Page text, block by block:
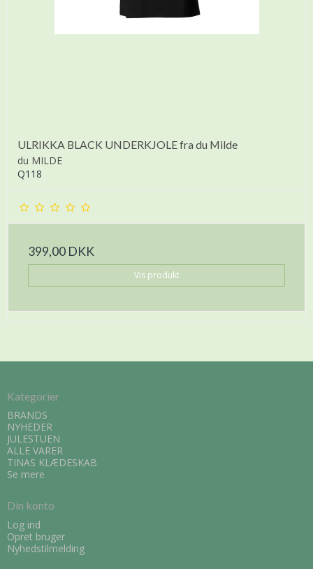
ULRIKKA BLACK UNDERKJOLE fra du Milde
du MILDE
Q118
399,00 DKK
Vis produkt
Kategorier
BRANDS
NYHEDER
JULESTUEN
ALLE VARER
TINAS KLÆDESKAB
Se mere
Din konto
Log ind
Opret bruger
Nyhedstilmelding